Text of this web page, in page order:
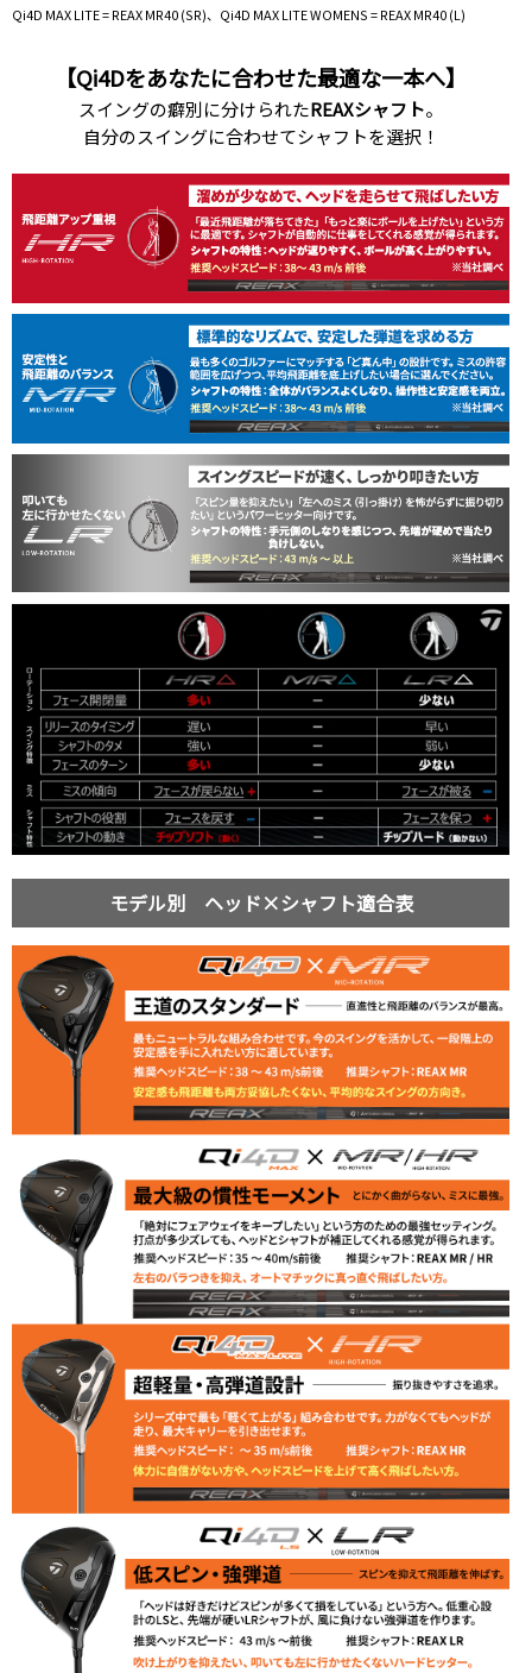
Qi4D MAX LITE = REAX MR40 (SR)、Qi4D MAX LITE WOMENS = REAX MR40 (L)
【Qi4Dをあなたに合わせた最適な一本へ】
スイングの癖別に分けられたREAXシャフト。
自分のスイングに合わせてシャフトを選択！
モデル別 ヘッド×シャフト適合表